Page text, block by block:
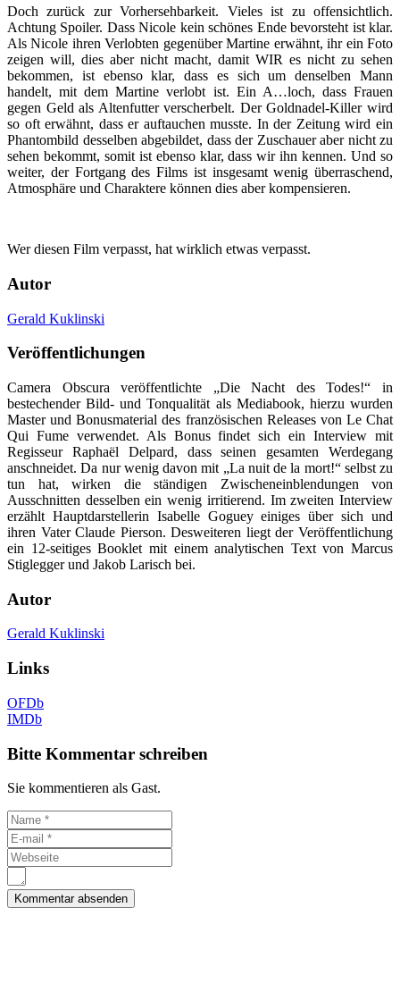
Doch zurück zur Vorhersehbarkeit. Vieles ist zu offensichtlich.
Achtung Spoiler. Dass Nicole kein schönes Ende bevorsteht ist klar.
Als Nicole ihren Verlobten gegenüber Martine erwähnt, ihr ein Foto
zeigen will, dies aber nicht macht, damit WIR es nicht zu sehen
bekommen, ist ebenso klar, dass es sich um denselben Mann
handelt, mit dem Martine verlobt ist. Ein A…loch, dass Frauen
gegen Geld als Altenfutter verscherbelt. Der Goldnadel-Killer wird
so oft erwähnt, dass er auftauchen musste. In der Zeitung wird ein
Phantombild desselben abgebildet, dass der Zuschauer aber nicht zu
sehen bekommt, somit ist ebenso klar, dass wir ihn kennen. Und so
weiter, der Fortgang des Films ist insgesamt wenig überraschend,
Atmosphäre und Charaktere können dies aber kompensieren.
Wer diesen Film verpasst, hat wirklich etwas verpasst.
Autor
Gerald Kuklinski
Veröffentlichungen
Camera Obscura veröffentlichte „Die Nacht des Todes!“ in
bestechender Bild- und Tonqualität als Mediabook, hierzu wurden
Master und Bonusmaterial des französischen Releases von Le Chat
Qui Fume verwendet. Als Bonus findet sich ein Interview mit
Regisseur Raphaël Delpard, dass seinen gesamten Werdegang
anschneidet. Da nur wenig davon mit „La nuit de la mort!“ selbst zu
tun hat, wirken die ständigen Zwischeneinblendungen von
Ausschnitten desselben ein wenig irritierend. Im zweiten Interview
erzählt Hauptdarstellerin Isabelle Goguey einiges über sich und
ihren Vater Claude Pierson. Desweiteren liegt der Veröffentlichung
ein 12-seitiges Booklet mit einem analytischen Text von Marcus
Stiglegger und Jakob Larisch bei.
Autor
Gerald Kuklinski
Links
OFDb
IMDb
Bitte Kommentar schreiben
Sie kommentieren als Gast.